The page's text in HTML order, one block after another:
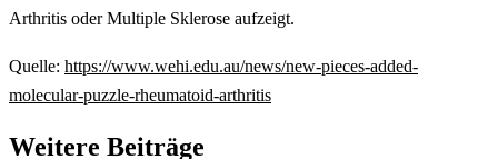
Arthritis oder Multiple Sklerose aufzeigt.
Quelle: https://www.wehi.edu.au/news/new-pieces-added-
molecular-puzzle-rheumatoid-arthritis
Weitere Beiträge